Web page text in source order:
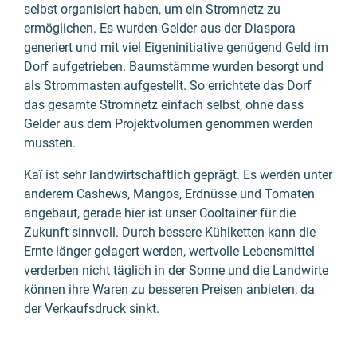
selbst organisiert haben, um ein Stromnetz zu
ermöglichen. Es wurden Gelder aus der Diaspora
generiert und mit viel Eigeninitiative genügend Geld im
Dorf aufgetrieben. Baumstämme wurden besorgt und
als Strommasten aufgestellt. So errichtete das Dorf
das gesamte Stromnetz einfach selbst, ohne dass
Gelder aus dem Projektvolumen genommen werden
mussten.
Kaï ist sehr landwirtschaftlich geprägt. Es werden unter
anderem Cashews, Mangos, Erdnüsse und Tomaten
angebaut, gerade hier ist unser Cooltainer für die
Zukunft sinnvoll. Durch bessere Kühlketten kann die
Ernte länger gelagert werden, wertvolle Lebensmittel
verderben nicht täglich in der Sonne und die Landwirte
können ihre Waren zu besseren Preisen anbieten, da
der Verkaufsdruck sinkt.